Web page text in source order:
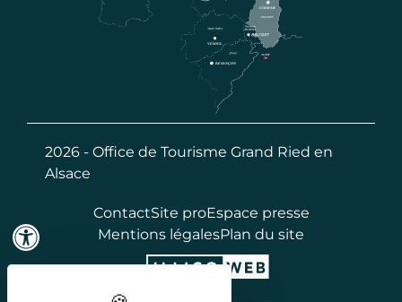
2026 - Office de Tourisme Grand Ried en
Alsace
ContactSite proEspace presse
Mentions légalesPlan du site